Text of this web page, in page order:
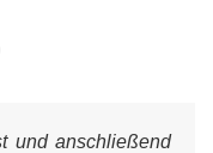
und anschließend